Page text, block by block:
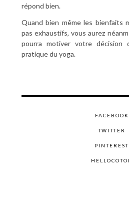
répond bien.
Quand bien même les bienfaits
pas exhaustifs, vous aurez
pourra motiver votre décision
pratique du yoga.
FACEBOOK
TWITTER
PINTEREST